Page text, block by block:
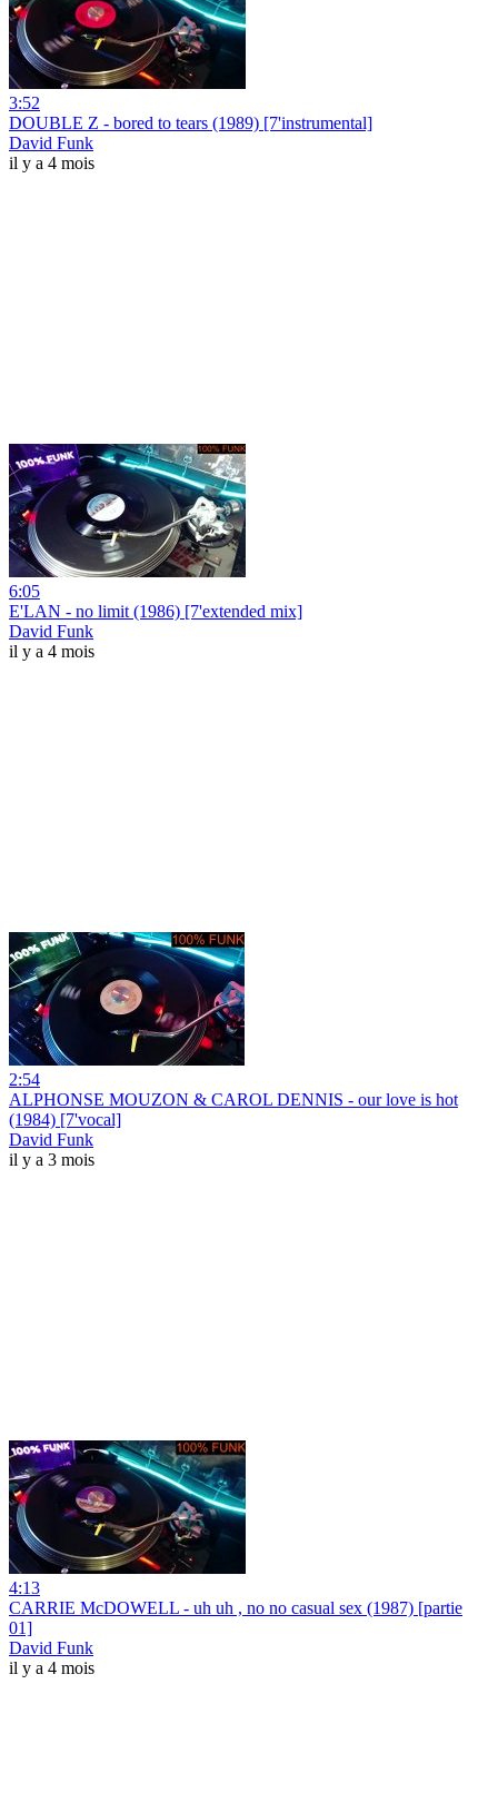
3:52
DOUBLE Z - bored to tears (1989) [7'instrumental]
David Funk
il y a 4 mois
6:05
E'LAN - no limit (1986) [7'extended mix]
David Funk
il y a 4 mois
2:54
ALPHONSE MOUZON & CAROL DENNIS - our love is hot
(1984) [7'vocal]
David Funk
il y a 3 mois
4:13
CARRIE McDOWELL - uh uh , no no casual sex (1987) [partie
01]
David Funk
il y a 4 mois